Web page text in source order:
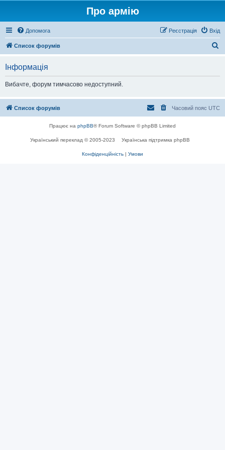
Про армію
Допомога Вхід
Реєстрація
Список форумів
Інформація
Вибачте, форум тимчасово недоступний.
Список форумів Часовий пояс UTC
Працює на phpBB® Forum Software © phpBB Limited
Український переклад © 2005-2023 Українська підтримка phpBB
Конфіденційність | Умови